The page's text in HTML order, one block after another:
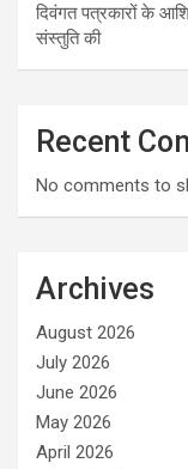
दिवंगत पत्रकारों के
संस्तुति की
Recent
No comments to
Archives
August 2026
July 2026
June 2026
May 2026
April 2026